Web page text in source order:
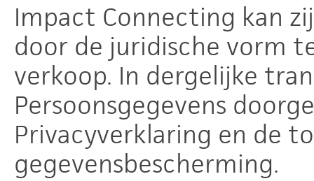
Impact Connecting kan
door de juridische vorm
verkoop. In dergelijke
Persoonsgegevens
Privacyverklaring en de
gegevensbescherming.